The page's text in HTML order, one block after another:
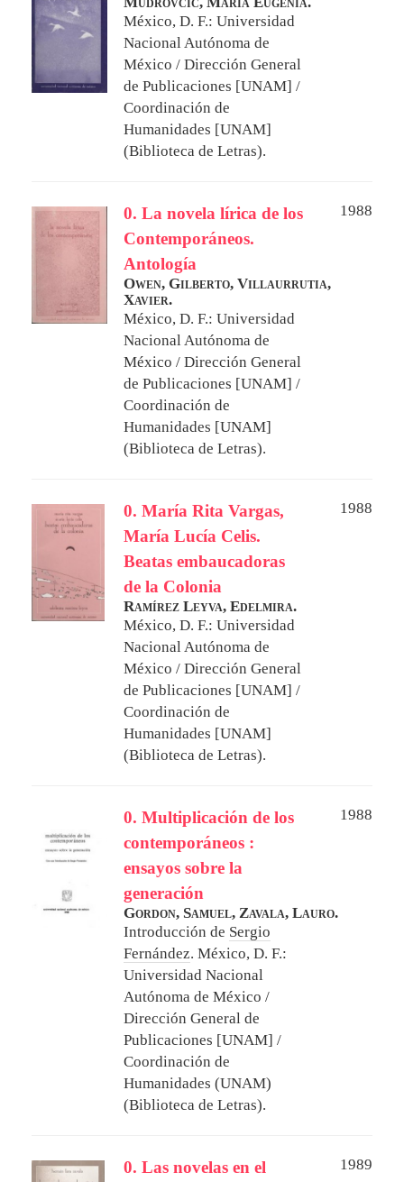
México, D. F.: Universidad
Nacional Autónoma de
México / Dirección General
de Publicaciones [UNAM] /
Coordinación de
Humanidades [UNAM]
(Biblioteca de Letras).
0. La novela lírica de los
Contemporáneos.
Antología
1988
Owen, Gilberto, Villaurrutia,
Xavier.
México, D. F.: Universidad
Nacional Autónoma de
México / Dirección General
de Publicaciones [UNAM] /
Coordinación de
Humanidades [UNAM]
(Biblioteca de Letras).
0. María Rita Vargas,
María Lucía Celis.
Beatas embaucadoras
de la Colonia
1988
Ramírez Leyva, Edelmira.
México, D. F.: Universidad
Nacional Autónoma de
México / Dirección General
de Publicaciones [UNAM] /
Coordinación de
Humanidades [UNAM]
(Biblioteca de Letras).
0. Multiplicación de los
contemporáneos :
ensayos sobre la
generación
1988
Gordon, Samuel, Zavala, Lauro.
Introducción de Sergio
Fernández. México, D. F.:
Universidad Nacional
Autónoma de México /
Dirección General de
Publicaciones [UNAM] /
Coordinación de
Humanidades (UNAM)
(Biblioteca de Letras).
0. Las novelas en el
1989